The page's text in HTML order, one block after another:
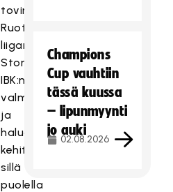
tovin
Ruotsin
liigan
Storvreta
IBK:n
valmennuksessa,
ja
halua
kehittyä
sillä
puolella
Champions
Cup vauhtiin
tässä kuussa
– lipunmyynti
jo auki
02.08.2026